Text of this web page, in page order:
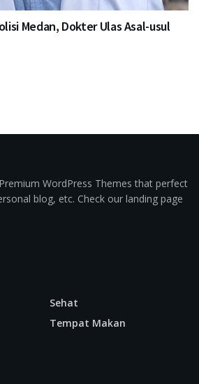
Medan, Dokter Ulas Asal-usul
WordPress Themes that perfect
blog, etc. Check our landing page
Sehat
Tempat Makan